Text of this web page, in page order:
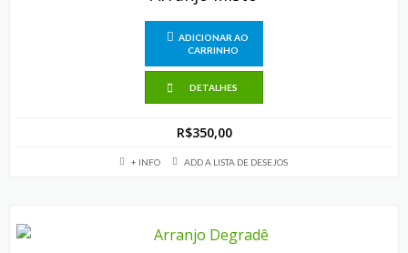
ADICIONAR AO
CARRINHO
DETALHES
R$350,00
+ INFO ADD A LISTA DE DESEJOS